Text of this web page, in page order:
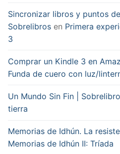
Sincronizar libros y puntos
Sobrelibros en Primera
3
Comprar un Kindle 3 en
Funda de cuero con luz/
Un Mundo Sin Fin |
tierra
Memorias de Idhún. La
Memorias de Idhún II: Tríada